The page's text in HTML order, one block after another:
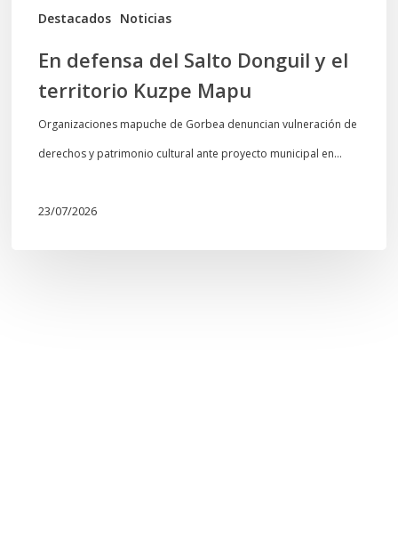
Destacados Noticias
Mapu
En defensa del Salto Donguil y el
territorio Kuzpe Mapu
Organizaciones mapuche de Gorbea denuncian vulneración de
derechos y patrimonio cultural ante proyecto municipal en…
23/07/2026